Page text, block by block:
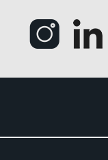
Ouvrir